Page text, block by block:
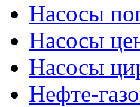
Насосы
Насосы
Насосы
Нефте-